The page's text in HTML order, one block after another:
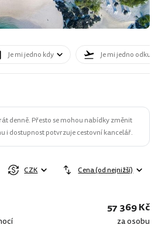
Je mi jedno kdy Je mi jedno odkud
denně. Přesto se mohou nabídky změnit
i dostupnost potvrzuje cestovní kancelář.
CZK Cena (od nejnižší)
57 369 Kč
za osobu